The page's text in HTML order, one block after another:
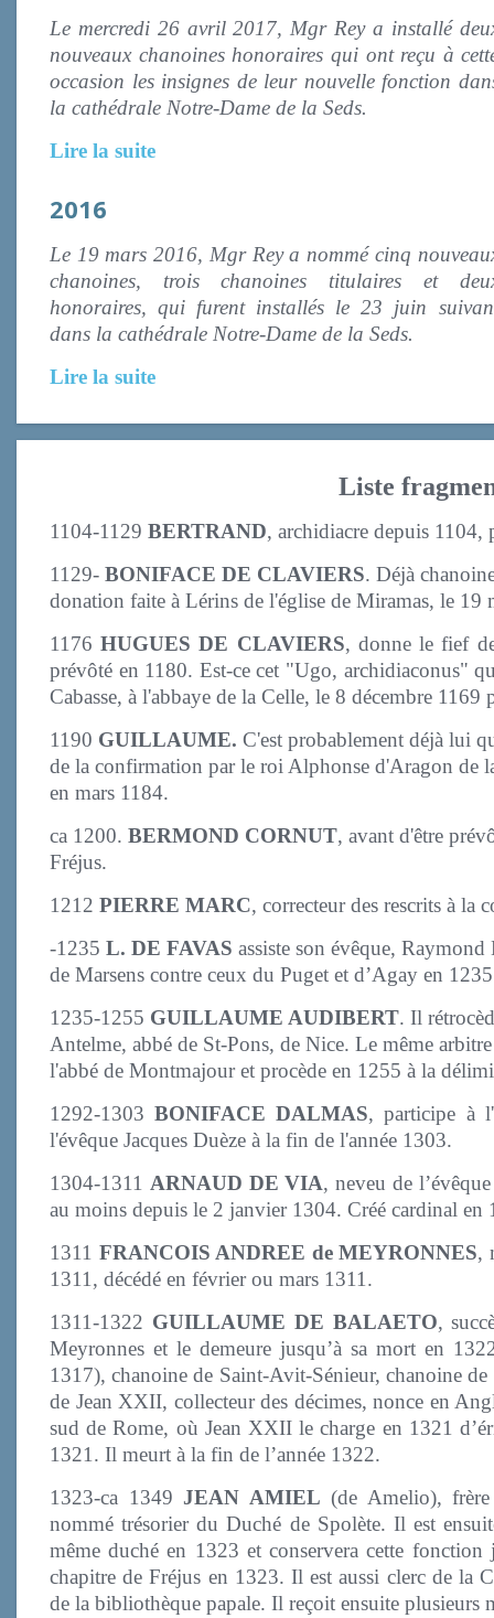
Le mercredi 26 avril 2017, Mgr Rey a installé
nouveaux chanoines honoraires qui ont reçu à
occasion les insignes de leur nouvelle fonction
la cathédrale Notre-Dame de la Seds.
Lire la suite
2016
Le 19 mars 2016, Mgr Rey a nommé cinq
chanoines, trois chanoines titulaires et
honoraires, qui furent installés le 23 juin
dans la cathédrale Notre-Dame de la Seds.
Lire la suite
Liste
1104-1129 BERTRAND, archidiacre depuis 1104,
1129- BONIFACE DE CLAVIERS. Déjà
donation faite à Lérins de l'église de Miramas, le 19
1176HUGUES DE CLAVIERS, donne le fief
prévôté en 1180. Est-ce cet "Ugo, archidiaconus"
Cabasse, à l'abbaye de la Celle, le 8 décembre
1190 GUILLAUME. C'est probablement déjà lui
de la confirmation par le roi Alphonse d'Aragon de
en mars 1184.
ca 1200. BERMOND CORNUT, avant d'être
Fréjus.
1212 PIERRE MARC, correcteur des rescrits à la
-1235 L. DE FAVAS assiste son évêque,
de Marsens contre ceux du Puget et d’Agay en
1235-1255 GUILLAUME AUDIBERT. Il
Antelme, abbé de St-Pons, de Nice. Le même
l'abbé de Montmajour et procède en 1255 à la
1292-1303BONIFACE DALMAS, participe à
l'évêque Jacques Duèze à la fin de l'année 1303.
1304-1311 ARNAUD DE VIA, neveu de
au moins depuis le 2 janvier 1304. Créé cardinal
1311 FRANCOIS ANDREE de MEYRONNES,
1311, décédé en février ou mars 1311.
1311-1322 GUILLAUME DE BALAETO,
Meyronnes et le demeure jusqu’à sa mort en
1317), chanoine de Saint-Avit-Sénieur, chanoine
de Jean XXII, collecteur des décimes, nonce en
sud de Rome, où Jean XXII le charge en 1321
1321. Il meurt à la fin de l’année 1322.
1323-ca 1349JEAN AMIEL (de Amelio),
nommé trésorier du Duché de Spolète. Il est
même duché en 1323 et conservera cette
chapitre de Fréjus en 1323. Il est aussi clerc de la
de la bibliothèque papale. Il reçoit ensuite plusieurs